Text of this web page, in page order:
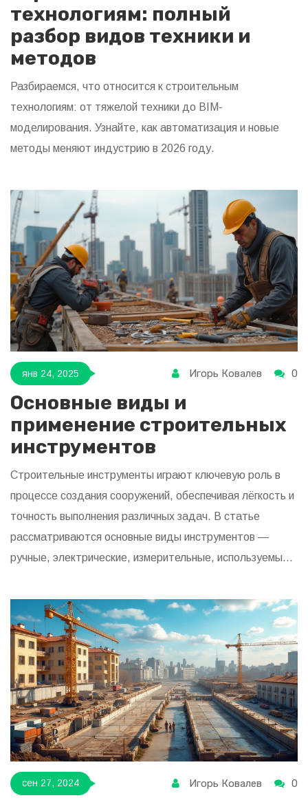
технологиям: полный
разбор видов техники и
методов
Разбираемся, что относится к строительным
технологиям: от тяжелой техники до BIM-
моделирования. Узнайте, как автоматизация и новые
методы меняют индустрию в 2026 году.
янв 24, 2025 Игорь Ковалев 0
Основные виды и
применение строительных
инструментов
Строительные инструменты играют ключевую роль в
процессе создания сооружений, обеспечивая лёгкость и
точность выполнения различных задач. В статье
рассматриваются основные виды инструментов —
ручные, электрические, измерительные, используемые в
уходу за ними и выбору качественного оборудования,
что помогает избежать ненужных затрат и травм.
Применение каждого инструмента раскрывается с
учётом современных инноваций и традиций.
сен 27, 2024 Игорь Ковалев 0